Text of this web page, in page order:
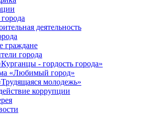
деятельность
граждане
города
- гордость города»
«Любимый город»
молодежь»
коррупции